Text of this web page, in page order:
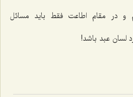
و در مقام اطاعت فقط باید مسائل
لسان عبد باشد!